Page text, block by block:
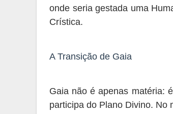
onde seria gestada uma
Crística.
A Transição de Gaia
Gaia não é apenas matéria:
participa do Plano Divino. No